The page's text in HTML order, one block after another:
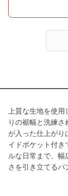
上質な生地を使
りの裾幅と洗練
が入った仕上がり
イドポケット付き
ルな日常まで、幅
さを引き立てるパ